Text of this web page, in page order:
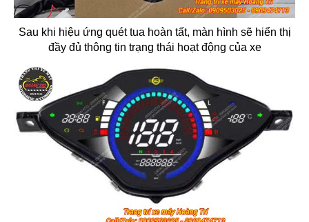
Sau khi hiệu ứng quét tua hoàn tất, màn hình sẽ hiển thị
đầy đủ thông tin trạng thái hoạt động của xe